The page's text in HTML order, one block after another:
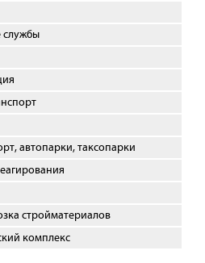
службы
автопарки, таксопарки
стройматериалов
комплекс